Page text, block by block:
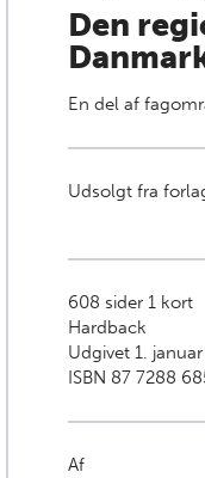
Den
En del af
Udsolgt fra
608 sider 1 kort
Hardback
Udgivet 1.
ISBN 87 7288
Af